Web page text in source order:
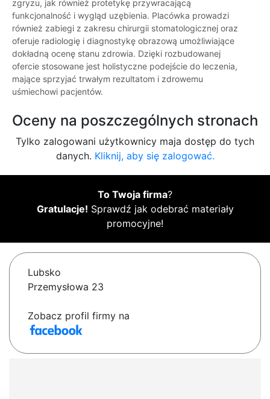
zgryzu, jak również protetykę przywracającą
funkcjonalność i wygląd uzębienia. Placówka prowadzi
również zabiegi z zakresu chirurgii stomatologicznej oraz
oferuje radiologię i diagnostykę obrazową umożliwiające
dokładną ocenę stanu zdrowia. Dzięki rozbudowanej
ofercie stosowane jest holistyczne podejście do leczenia,
mające sprzyjać trwałym rezultatom i zdrowemu
uśmiechowi pacjentów.
Oceny na poszczególnych stronach
Tylko zalogowani użytkownicy maja dostęp do tych
danych. Kliknij, aby się zalogować.
To Twoja firma?
Gratulacje! Sprawdź jak odebrać materiały
promocyjne!
Lubsko
Przemysłowa 23
Zobacz profil firmy na